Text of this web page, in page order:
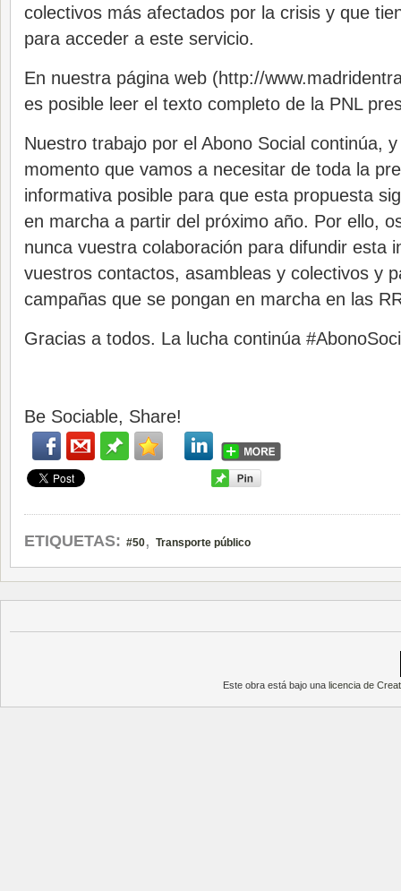
colectivos más afectados por la crisis y que
para acceder a este servicio.
En nuestra página web (http://
es posible leer el texto completo de la PNL
Nuestro trabajo por el Abono Social continúa,
momento que vamos a necesitar de toda la
informativa posible para que esta propuesta
en marcha a partir del próximo año. Por ello,
nunca vuestra colaboración para difundir esta
vuestros contactos, asambleas y colectivos y
campañas que se pongan en marcha en las
Gracias a todos. La lucha continúa
Be Sociable, Share!
ETIQUETAS: #50, Transporte público
Este obra está bajo unalicencia de